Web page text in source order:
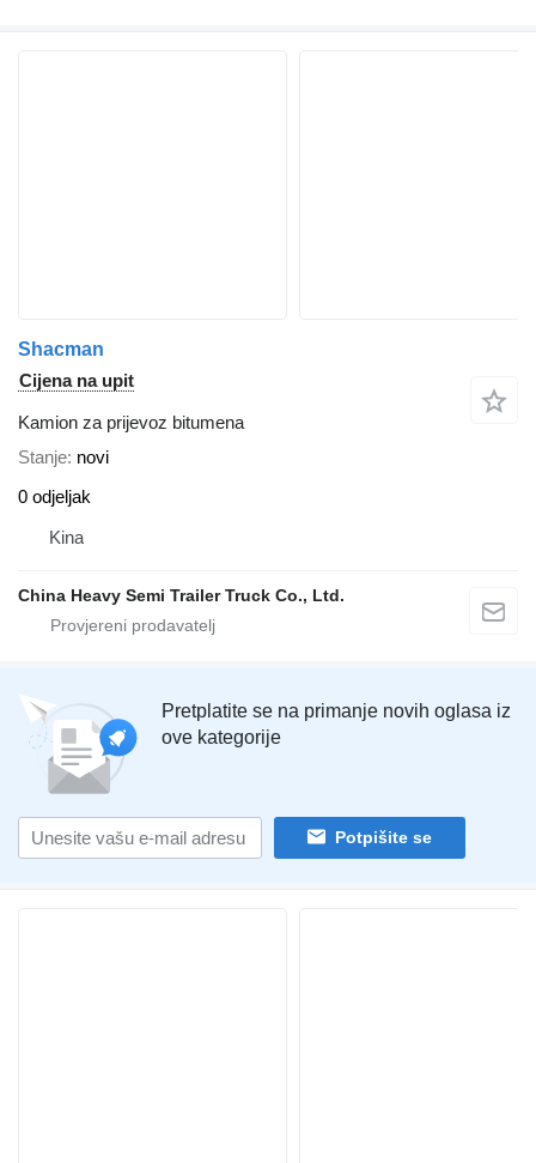
Shacman
Cijena na upit
Kamion za prijevoz bitumena
Stanje novi
0 odjeljak
Kina
China Heavy Semi Trailer Truck Co., Ltd.
Pretplatite se na primanje novih oglasa iz
ove kategorije
Potpišite se